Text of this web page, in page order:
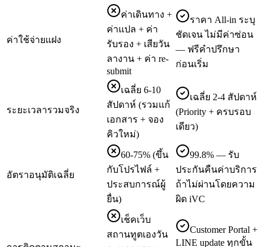
ค่าใช้จ่ายแฝง
ค่าเดินทาง +
ค่าแปล + ค่า
รับรอง + เสียวัน
ลางาน + ค่า re-
submit
ราคา All-in ระบุ
ชัดเจน ไม่มีค่าซ่อน
— ฟรีคำปรึกษา
ก่อนเริ่ม
ระยะเวลารวมจริง
เฉลี่ย 6-10
สัปดาห์ (รวมแก้
เอกสาร + จอง
คิวใหม่)
เฉลี่ย 2-4 สัปดาห์
(Priority + ครบรอบ
เดียว)
อัตราอนุมัติเฉลี่ย
60-75% (ขึ้น
กับโปรไฟล์ +
ประสบการณ์ผู้
ยื่น)
99.8% — รับ
ประกันคืนค่าบริการ
ถ้าไม่ผ่านโดยความ
ผิด iVC
เช็คเว็บ
สถานทูตเองวัน
Customer Portal +
LINE update ทุกขั้น